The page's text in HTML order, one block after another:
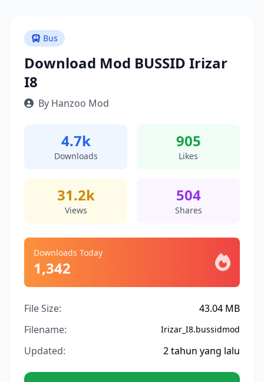
Bus
Download Mod BUSSID Irizar
I8
By Hanzoo Mod
4.7k
Downloads
905
Likes
31.2k
Views
504
Shares
Downloads Today
1,342
File Size:
43.04 MB
Filename:
Irizar_I8.bussidmod
Updated: 2 tahun yang lalu